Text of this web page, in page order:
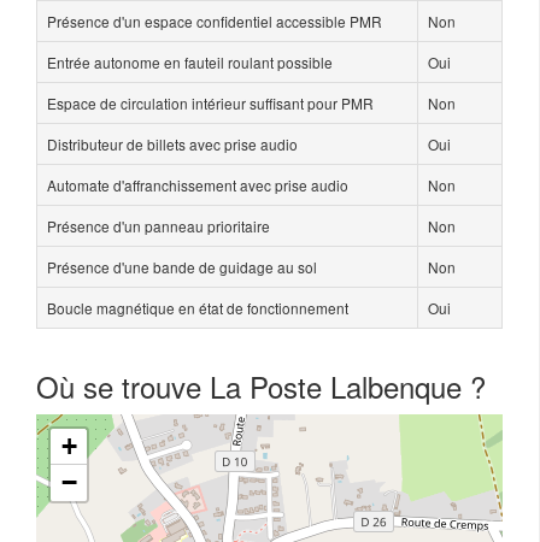
Présence d'un espace confidentiel accessible PMR
Non
Entrée autonome en fauteil roulant possible
Oui
Espace de circulation intérieur suffisant pour PMR
Non
Distributeur de billets avec prise audio
Oui
Automate d'affranchissement avec prise audio
Non
Présence d'un panneau prioritaire
Non
Présence d'une bande de guidage au sol
Non
Boucle magnétique en état de fonctionnement
Oui
Où se trouve La Poste Lalbenque ?
+
−